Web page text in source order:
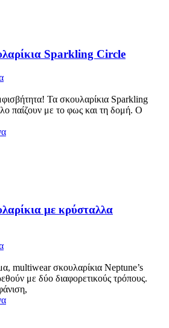
Sparkling Circle
Τα σκουλαρίκια Sparkling
παίζουν με το φως και τη δομή. Ο
με κρύσταλλα
multiwear σκουλαρίκια Neptune’s
με δύο διαφορετικούς τρόπους.